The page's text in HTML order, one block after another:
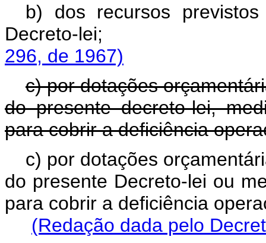
b) dos recursos
Decreto-
296, de 1967)
c) por dotações
do presente decreto-lei,
para cobrir a deficiência
c) por dotações
do presente Decreto-lei ou
para cobrir a deficiência
(Redação dada pelo